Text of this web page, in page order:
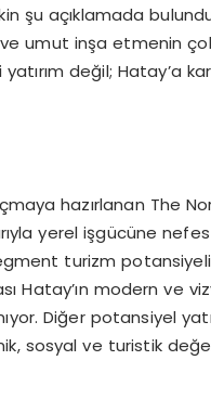
şu açıklamada
umut inşa etmenin
değil; Hatay’a
hazırlanan The
yerel işgücüne
turizm
Hatay’ın modern ve
Diğer potansiyel
sosyal ve turistik